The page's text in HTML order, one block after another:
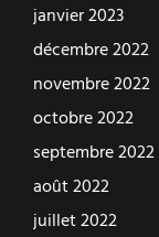
janvier 2023
décembre 2022
novembre 2022
octobre 2022
septembre 2022
août 2022
juillet 2022